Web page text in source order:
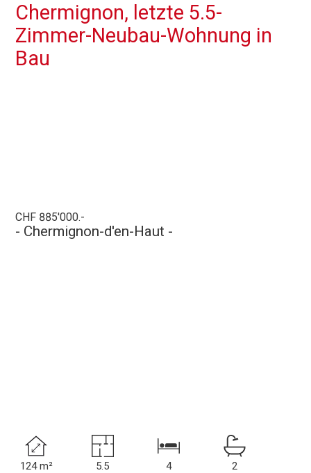
Chermignon, letzte 5.5-
Zimmer-Neubau-Wohnung in
Bau
CHF 885'000.-
- Chermignon-d'en-Haut -
124 m² 5.5 4 2